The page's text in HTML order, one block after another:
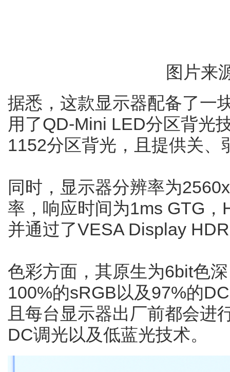
图片来
据悉，这款显示器配备了一
用了QD-Mini LED分区背光
1152分区背光，且提供关
同时，显示器分辨率为
率，响应时间为1ms GTG
并通过了VESA Display
色彩方面，其原生为6bit色
100%的sRGB以及97%的
且每台显示器出厂前都会进
DC调光以及低蓝光技术。